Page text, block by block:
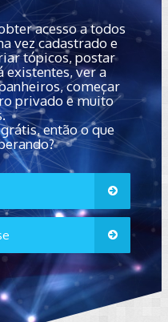
acesso a todos
vez cadastrado e
tópicos, postar
existentes, ver a
começar
privado e muito
então o que